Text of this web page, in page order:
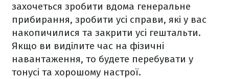
захочеться зробити вдома генеральне
прибирання, зробити усі справи, які у вас
накопичилися та закрити усі гештальти.
Якщо ви виділите час на фізичні
навантаження, то будете перебувати у
тонусі та хорошому настрої.